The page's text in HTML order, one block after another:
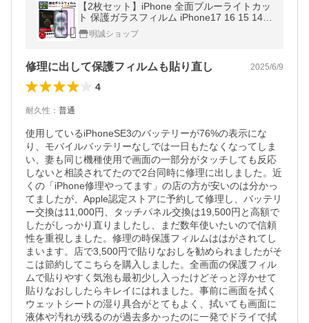
【2枚セット】iPhone 全面ブルーライトカッ
ト 保護ガラスフィルム iPhone17 16 15 14シ
リーズ SE 13 pro Max plus 12 mini SE3 SE2
(第三 第二世代) 11 17e
明誠ショップ
修理に出して保護フィルムも貼り直し 2025/6/9
4
耐久性 ： 普通
使用しているiPhoneSE3のバッテリーが76%の表示にな
り、モバイルバッテリーなしでは一日もたなくなってしま
い、妻も同じ機種使用で画面の一部分がタッチしても反応
しないと相談されてたので2台同時に修理に出しました。近
くの「iPhone修理やってます」の店の方が安いのは分かっ
てましたが、Apple認定ストアに予約して修理し、バッテリ
ー交換は11,000円、タッチパネル交換は19,500円と高額で
したがしっかり直りましたし、まだ数年使いたいので信頼
性を重視しました。修理の時保護フィルムははがされてし
まいます。店で3,500円で貼りなおしを勧められましたがそ
こは節約してこちらを購入しました。全画面の保護フィル
ムで貼りやすく気泡も最初少し入ったけどそっと浮かせて
貼りなおししたらキレイにはれました。事前に画面を拭く
ウェットシートの湿り具合がとてもよく、拭いても画面に
液体や汚れが残るのが過去多かったのに一発でドライで拭